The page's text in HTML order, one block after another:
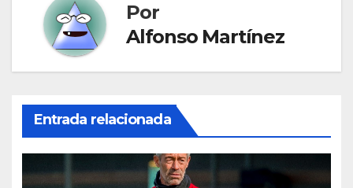
Por
Alfonso Martínez
Entrada relacionada